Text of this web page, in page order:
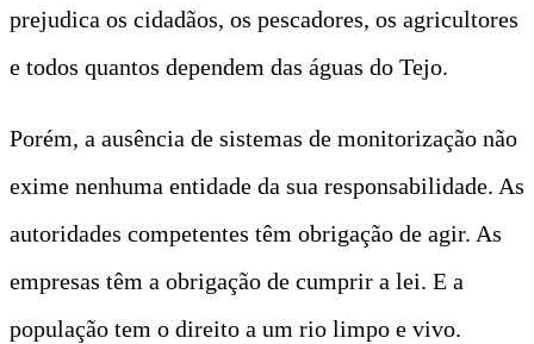
prejudica os cidadãos, os pescadores, os agricultores
e todos quantos dependem das águas do Tejo.
Porém, a ausência de sistemas de monitorização não
exime nenhuma entidade da sua responsabilidade. As
autoridades competentes têm obrigação de agir. As
empresas têm a obrigação de cumprir a lei. E a
população tem o direito a um rio limpo e vivo.